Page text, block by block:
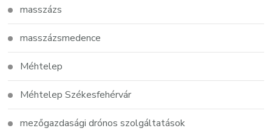
masszázs
masszázsmedence
Méhtelep
Méhtelep Székesfehérvár
mezőgazdasági drónos szolgáltatások